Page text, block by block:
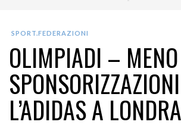
SPORT.FEDERAZIONI
OLIMPIADI – MENO
L’ADIDAS A